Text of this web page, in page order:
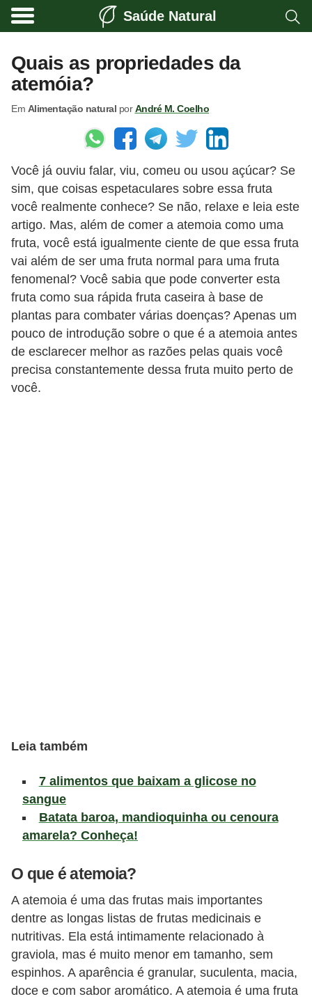
Saúde Natural
Quais as propriedades da
atemóia?
Em Alimentação natural porAndré M. Coelho
Você já ouviu falar, viu, comeu ou usou açúcar? Se
sim, que coisas espetaculares sobre essa fruta
você realmente conhece? Se não, relaxe e leia este
artigo. Mas, além de comer a atemoia como uma
fruta, você está igualmente ciente de que essa fruta
vai além de ser uma fruta normal para uma fruta
fenomenal? Você sabia que pode converter esta
fruta como sua rápida fruta caseira à base de
plantas para combater várias doenças? Apenas um
pouco de introdução sobre o que é a atemoia antes
de esclarecer melhor as razões pelas quais você
precisa constantemente dessa fruta muito perto de
você.
Leia também
7 alimentos que baixam a glicose no
sangue
Batata baroa, mandioquinha ou cenoura
amarela? Conheça!
O que é atemoia?
A atemoia é uma das frutas mais importantes
dentre as longas listas de frutas medicinais e
nutritivas. Ela está intimamente relacionado à
graviola, mas é muito menor em tamanho, sem
espinhos. A aparência é granular, suculenta, macia,
doce e com sabor aromático. A atemoia é uma fruta
A
i
m
e
a
ç
o
n
a
t
u
r
a
l
s
s
i
o
d
e
v
i
d